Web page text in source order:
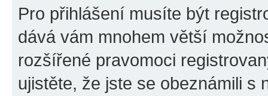
Pro přihlášení musíte být
dává vám mnohem větší
rozšířené pravomoci
ujistěte, že jste se obeznámili s